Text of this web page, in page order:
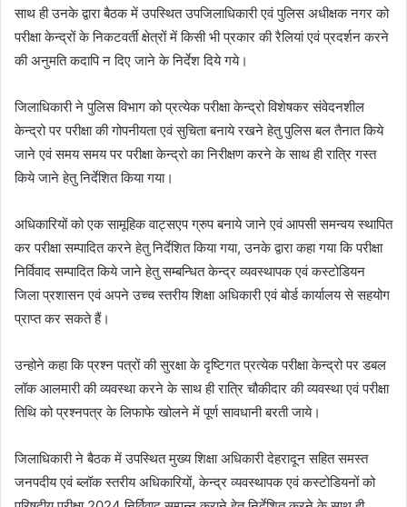
साथ ही उनके द्वारा बैठक में उपस्थित उपजिलाधिकारी एवं पुलिस अधीक्षक नगर को
परीक्षा केन्द्रों के निकटवर्ती क्षेत्रों में किसी भी प्रकार की रैलियां एवं प्रदर्शन करने
की अनुमति कदापि न दिए जाने के निर्देश दिये गये।
जिलाधिकारी ने पुलिस विभाग को प्रत्येक परीक्षा केन्द्रो विशेषकर संवेदनशील
केन्द्रो पर परीक्षा की गोपनीयता एवं सुचिता बनाये रखने हेतु पुलिस बल तैनात किये
जाने एवं समय समय पर परीक्षा केन्द्रो का निरीक्षण करने के साथ ही रात्रि गस्त
किये जाने हेतु निर्देशित किया गया।
अधिकारियों को एक सामूहिक वाट्सएप ग्रुप बनाये जाने एवं आपसी समन्वय स्थापित
कर परीक्षा सम्पादित करने हेतु निर्देशित किया गया, उनके द्वारा कहा गया कि परीक्षा
निर्विवाद सम्पादित किये जाने हेतु सम्बन्धित केन्द्र व्यवस्थापक एवं कस्टोडियन
जिला प्रशासन एवं अपने उच्च स्तरीय शिक्षा अधिकारी एवं बोर्ड कार्यालय से सहयोग
प्राप्त कर सकते हैं।
उन्होने कहा कि प्रश्न पत्रों की सुरक्षा के दृष्टिगत प्रत्येक परीक्षा केन्द्रो पर डबल
लॉक आलमारी की व्यवस्था करने के साथ ही रात्रि चौकीदार की व्यवस्था एवं परीक्षा
तिथि को प्रश्नपत्र के लिफाफे खोलने में पूर्ण सावधानी बरती जाये।
जिलाधिकारी ने बैठक में उपस्थित मुख्य शिक्षा अधिकारी देहरादून सहित समस्त
जनपदीय एवं ब्लॉक स्तरीय अधिकारियों, केन्द्र व्यवस्थापक एवं कस्टोडियनों को